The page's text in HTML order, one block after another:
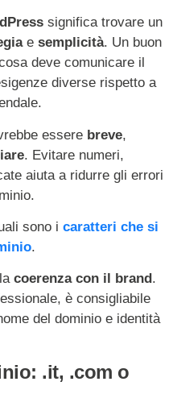
significa trovare un
e semplicità. Un buon
deve comunicare il
diverse rispetto a
essere breve,
. Evitare numeri,
aiuta a ridurre gli errori
sono i caratteri che si
.
coerenza con il brand .
è consigliabile
del dominio e identità
.it, .com o